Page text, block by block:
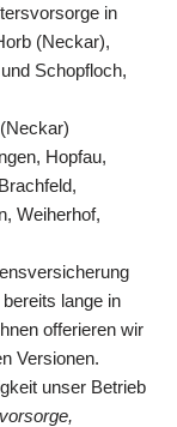
in
(Neckar),
Schopfloch,
Hopfau,
Weiherhof,
lange in
offerieren wir
Versionen.
unser Betrieb